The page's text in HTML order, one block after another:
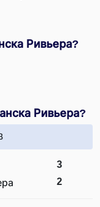
Ривьера?
Ривьера?
3
2